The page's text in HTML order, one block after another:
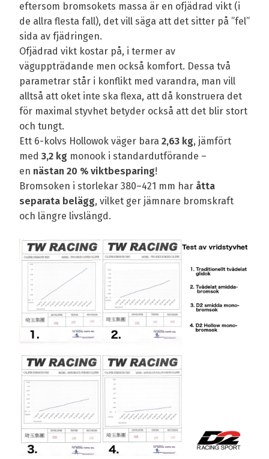
eftersom bromsokets massa är en ofjädrad vikt (i
de allra flesta fall), det vill säga att det sitter på ”fel”
sida av fjädringen.
Ofjädrad vikt kostar på, i termer av
väguppträdande men också komfort. Dessa två
parametrar står i konflikt med varandra, man vill
alltså att oket inte ska flexa, att då konstruera det
för maximal styvhet betyder också att det blir stort
och tungt.
Ett 6-kolvs Hollowok väger bara 2,63 kg, jämfört
med 3,2 kg monook i standardutförande –
en nästan 20 % viktbesparing!
Bromsoken i storlekar 380–421 mm har åtta
separata belägg, vilket ger jämnare bromskraft
och längre livslängd.